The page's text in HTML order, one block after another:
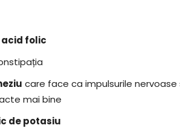
acid folic
care face ca impulsurile nervoase
mai bine
de potasiu